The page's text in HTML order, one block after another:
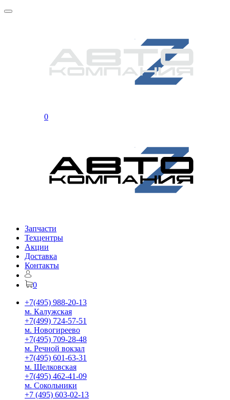
0
Запчасти
Техцентры
Акции
Доставка
Контакты
0
+7(495) 988-20-13
м. Калужская
+7(499) 724-57-51
м. Новогиреево
+7(495) 709-28-48
м. Речной вокзал
+7(495) 601-63-31
м. Щелковская
+7(495) 462-41-09
м. Сокольники
+7 (495) 603-02-13